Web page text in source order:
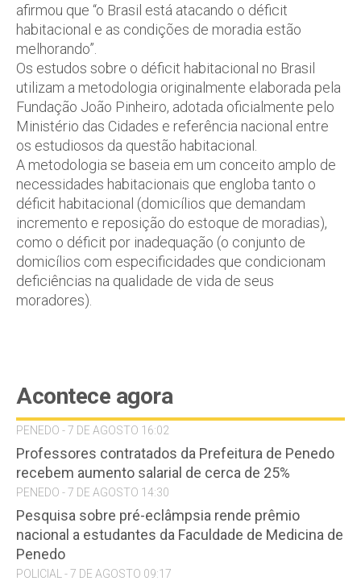
afirmou que “o Brasil está atacando o déficit
habitacional e as condições de moradia estão
melhorando”.
Os estudos sobre o déficit habitacional no Brasil
utilizam a metodologia originalmente elaborada pela
Fundação João Pinheiro, adotada oficialmente pelo
Ministério das Cidades e referência nacional entre
os estudiosos da questão habitacional.
A metodologia se baseia em um conceito amplo de
necessidades habitacionais que engloba tanto o
déficit habitacional (domicílios que demandam
incremento e reposição do estoque de moradias),
como o déficit por inadequação (o conjunto de
domicílios com especificidades que condicionam
deficiências na qualidade de vida de seus
moradores).
Acontece agora
PENEDO - 7 DE AGOSTO 16:02
Professores contratados da Prefeitura de Penedo
recebem aumento salarial de cerca de 25%
PENEDO - 7 DE AGOSTO 14:30
Pesquisa sobre pré-eclâmpsia rende prêmio
nacional a estudantes da Faculdade de Medicina de
Penedo
POLICIAL - 7 DE AGOSTO 09:17